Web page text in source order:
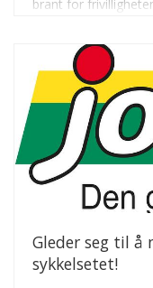
brant for
Gleder seg til å
sykkelsetet!